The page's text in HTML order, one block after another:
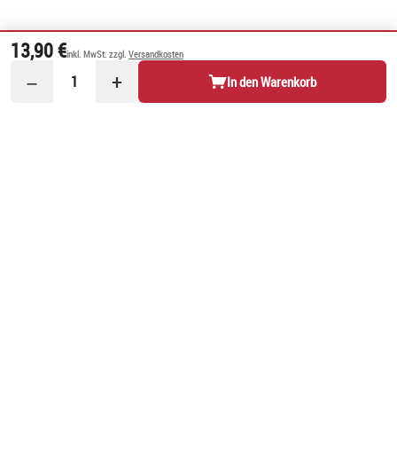
13,90 €inkl. MwSt. zzgl. Versandkosten
− 1 + In den Warenkorb